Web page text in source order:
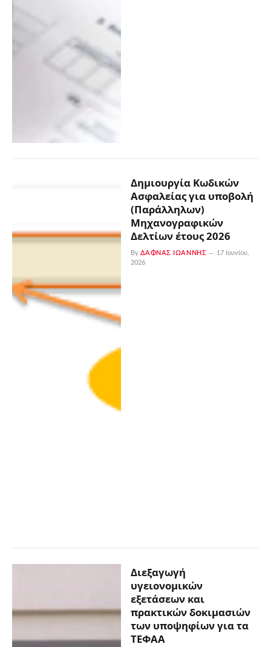
Δημιουργία Κωδικών
Ασφαλείας για υποβολή
(Παράλληλων)
Μηχανογραφικών
Δελτίων έτους 2026
By ΔΑΦΝΆΣ ΙΩΆΝΝΗΣ
17 Ιουνίου,
2026
Διεξαγωγή
υγειονομικών
εξετάσεων και
πρακτικών δοκιμασιών
των υποψηφίων για τα
ΤΕΦΑΑ